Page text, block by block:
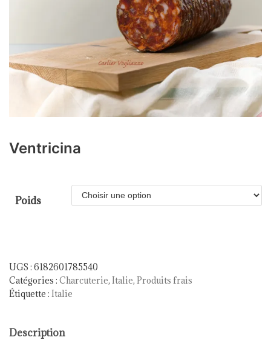
Ventricina
Poids
UGS : 6182601785540
Catégories : Charcuterie, Italie, Produits frais
Étiquette : Italie
Description